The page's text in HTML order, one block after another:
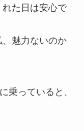
れた日は安心で
魅力ないのか
乗っていると、